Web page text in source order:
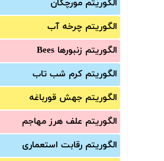
الگوریتم مورچگان
الگوریتم چرخه آب
الگوریتم زنبورها Bees
الگوریتم کرم شب تاب
الگوریتم جهش قورباغه
الگوریتم علف هرز مهاجم
الگوریتم رقابت استعماری